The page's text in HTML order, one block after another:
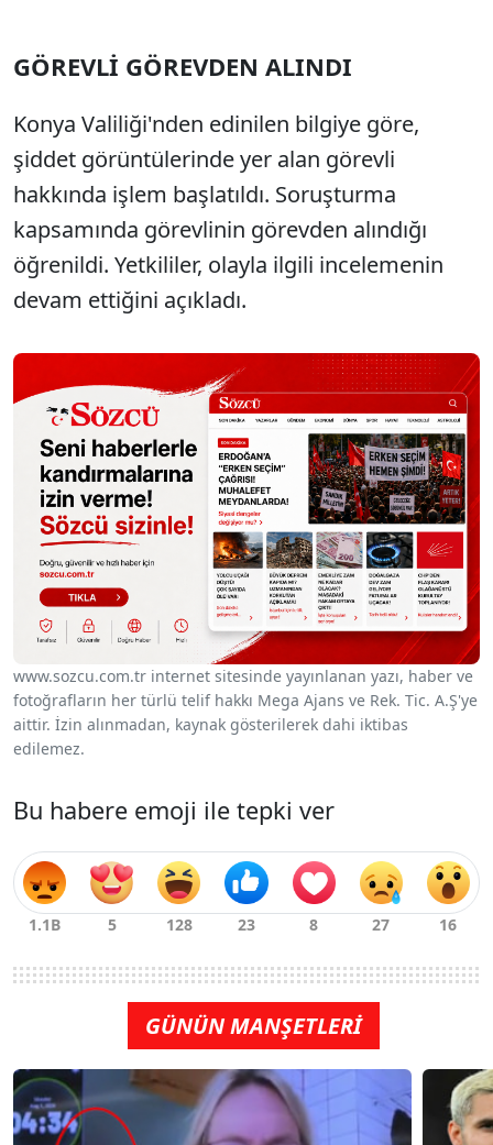
GÖREVLİ GÖREVDEN ALINDI
Konya Valiliği'nden edinilen bilgiye göre,
şiddet görüntülerinde yer alan görevli
hakkında işlem başlatıldı. Soruşturma
kapsamında görevlinin görevden alındığı
öğrenildi. Yetkililer, olayla ilgili incelemenin
devam ettiğini açıkladı.
www.sozcu.com.tr internet sitesinde yayınlanan yazı, haber ve
fotoğrafların her türlü telif hakkı Mega Ajans ve Rek. Tic. A.Ş'ye
aittir. İzin alınmadan, kaynak gösterilerek dahi iktibas
edilemez.
Bu habere emoji ile tepki ver
GÜNÜN MANŞETLERİ